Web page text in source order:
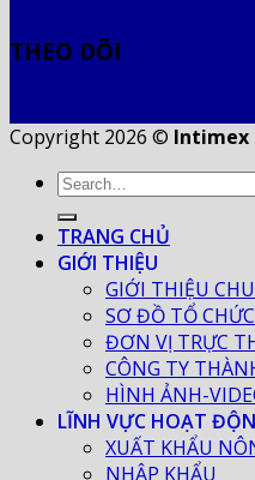
THEO DÕI
Copyright 2026 © Intimex
TRANG CHỦ
GIỚI THIỆU
GIỚI THIỆU
SƠ ĐỒ TỔ CHỨC
ĐƠN VỊ TRỰC
CÔNG TY
HÌNH ẢNH-
LĨNH VỰC HOẠT
XUẤT KHẨU
NHẬP KHẨU